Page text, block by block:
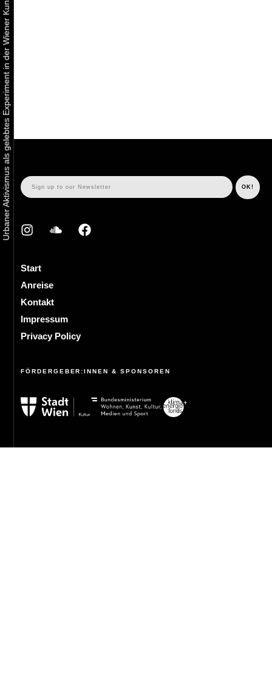
Urbaner Aktivismus als gelebtes Experiment in der Wiener Kunst-, Musik und Clubszene
Start
Anreise
Kontakt
Impressum
Privacy Policy
FÖRDERGEBER:INNEN & SPONSOREN